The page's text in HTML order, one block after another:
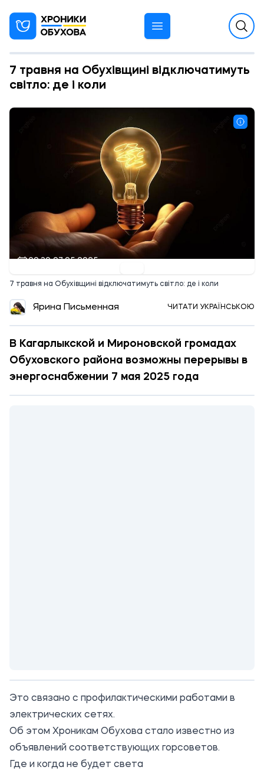
7 травня на Обухівщині відключатимуть
світло: де і коли
09:30 07.05.2025
7 травня на Обухівщині відключатимуть світло: де і коли
Ярина Письменная ЧИТАТИ УКРАЇНСЬКОЮ
В Кагарлыкской и Мироновской громадах
Обуховского района возможны перерывы в
энергоснабжении 7 мая 2025 года
Это связано с профилактическими работами в
электрических сетях.
Об этом Хроникам Обухова стало известно из
объявлений соответствующих горсоветов.
Где и когда не будет света